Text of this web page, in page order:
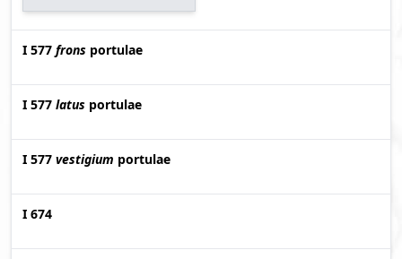
I 577 frons portulae
I 577 latus portulae
I 577 vestigium portulae
I 674